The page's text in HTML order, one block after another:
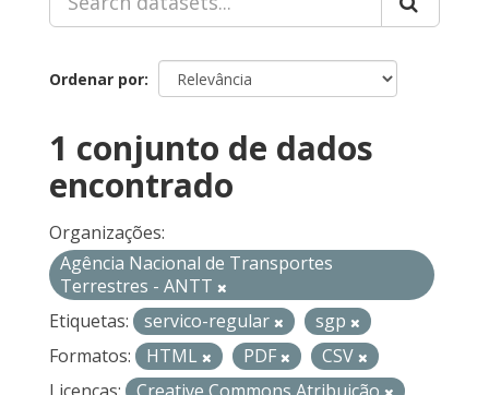
Ordenar por
1 conjunto de dados
encontrado
Organizações:
Agência Nacional de Transportes
Terrestres - ANTT
Etiquetas:
servico-regular
sgp
Formatos:
HTML PDF
CSV